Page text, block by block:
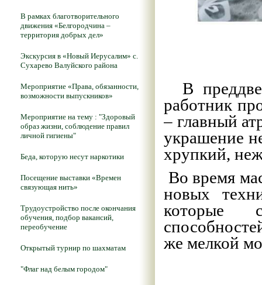
В рамках благотворительного
движения «Белгородчина –
территория добрых дел»
Экскурсия в «Новый Иерусалим» с.
Сухарево Валуйского района
Мероприятие «Права, обязанности,
возможности выпускников»
Мероприятие на тему : "Здоровый
образ жизни, соблюдение правил
личной гигиены"
Беда, которую несут наркотики
Посещение выставки «Времен
связующая нить»
Трудоустройство после окончания
обучения, подбор вакансий,
переобучение
Открытый турнир по шахматам
"Флаг над белым городом"
В
работник
– главный
украшение
хрупкий,
Во время
новых
которые
же мелкой